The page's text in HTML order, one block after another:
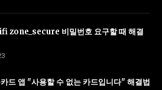
zone_secure 비밀번호 요구할 때 해결
드 앱 "사용할 수 없는 카드입니다" 해결법